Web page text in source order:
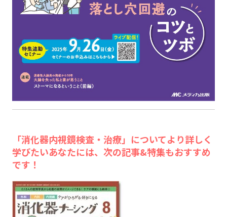
「消化器内視鏡検査・治療」についてより詳しく
学びたいあなたには、次の記事&特集もおすすめ
です！